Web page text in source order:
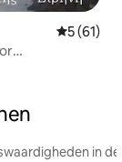
5 (61)
in